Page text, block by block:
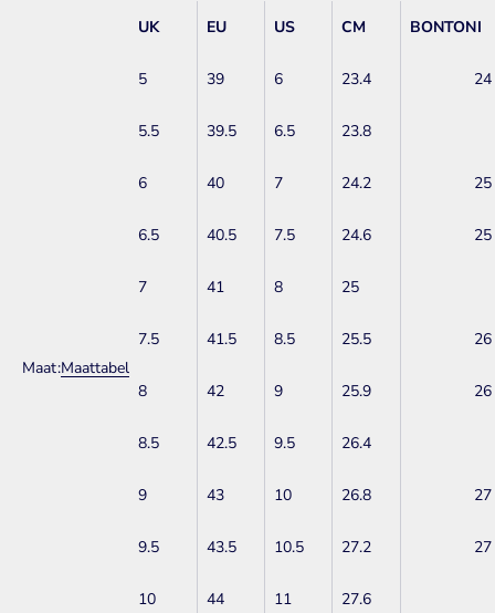
Maat:Maattabel
UK
EU US CM BONTONI
5 39 6 23.4
5.5 39.5 6.5 23.8
6 40 7 24.2
6.5 40.5 7.5 24.6
7 41 8 25
7.5 41.5 8.5 25.5
8 42 9 25.9
8.5 42.5 9.5 26.4
9 43 10 26.8
9.5 43.5 10.5 27.2
10 44 11 27.6